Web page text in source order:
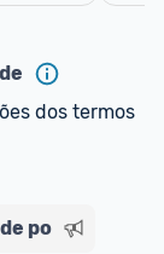
ajuda da
os
dos termos
po